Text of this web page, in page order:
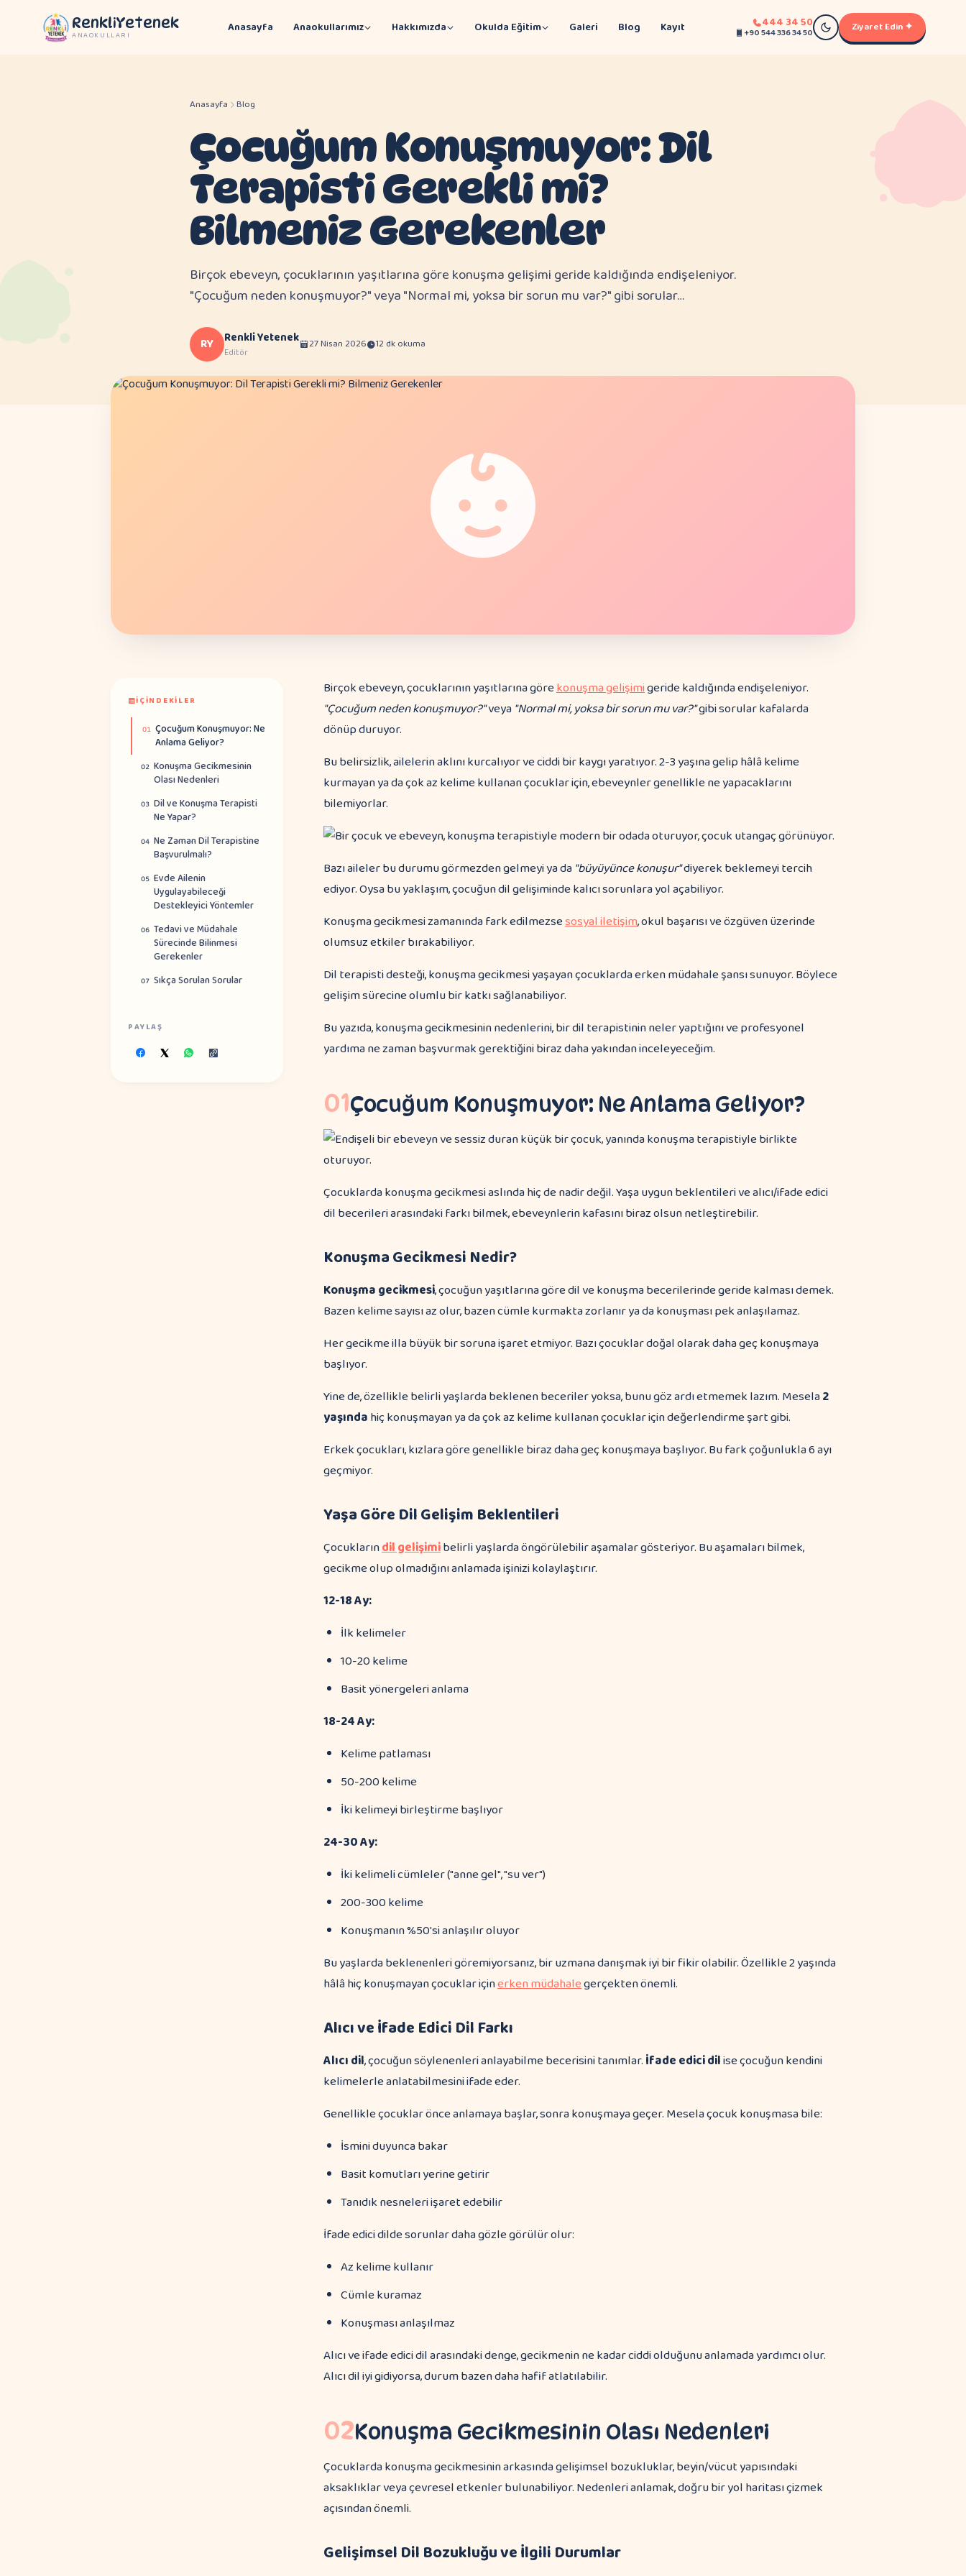
RenkliYetenek
ANAOKULLARI Anasayfa Anaokullarımız Hakkımızda Okulda Eğitim Galeri Blog Kayıt 444 34 50
+90 544 336 34 50 Ziyaret Edin ✦
Anasayfa Blog
Çocuğum Konuşmuyor: Dil
Terapisti Gerekli mi?
Bilmeniz Gerekenler
Birçok ebeveyn, çocuklarının yaşıtlarına göre konuşma gelişimi geride kaldığında endişeleniyor.
"Çocuğum neden konuşmuyor?" veya "Normal mi, yoksa bir sorun mu var?" gibi sorular…
RY Renkli Yetenek
Editör
27 Nisan 2026 12 dk okuma
İÇINDEKILER
01 Çocuğum Konuşmuyor: Ne
Anlama Geliyor?
02 Konuşma Gecikmesinin
Olası Nedenleri
03 Dil ve Konuşma Terapisti
Ne Yapar?
04 Ne Zaman Dil Terapistine
Başvurulmalı?
05 Evde Ailenin
Uygulayabileceği
Destekleyici Yöntemler
06 Tedavi ve Müdahale
Sürecinde Bilinmesi
Gerekenler
07 Sıkça Sorulan Sorular
PAYLAŞ
Birçok ebeveyn, çocuklarının yaşıtlarına görekonuşma gelişimigeride kaldığında endişeleniyor.
"Çocuğum neden konuşmuyor?"veya "Normal mi, yoksa bir sorun mu var?"gibi sorular kafalarda
dönüp duruyor.
Bu belirsizlik, ailelerin aklını kurcalıyor ve ciddi bir kaygı yaratıyor. 2-3 yaşına gelip hâlâ kelime
kurmayan ya da çok az kelime kullanan çocuklar için, ebeveynler genellikle ne yapacaklarını
bilemiyorlar.
Bazı aileler bu durumu görmezden gelmeyi ya da "büyüyünce konuşur"diyerek beklemeyi tercih
ediyor. Oysa bu yaklaşım, çocuğun dil gelişiminde kalıcı sorunlara yol açabiliyor.
Konuşma gecikmesi zamanında fark edilmezsesosyal iletişim, okul başarısı ve özgüven üzerinde
olumsuz etkiler bırakabiliyor.
Dil terapisti desteği, konuşma gecikmesi yaşayan çocuklarda erken müdahale şansı sunuyor. Böylece
gelişim sürecine olumlu bir katkı sağlanabiliyor.
Bu yazıda, konuşma gecikmesinin nedenlerini, bir dil terapistinin neler yaptığını ve profesyonel
yardıma ne zaman başvurmak gerektiğini biraz daha yakından inceleyeceğim.
01Çocuğum Konuşmuyor: Ne Anlama Geliyor?
Çocuklarda konuşma gecikmesi aslında hiç de nadir değil. Yaşa uygun beklentileri ve alıcı/ifade edici
dil becerileri arasındaki farkı bilmek, ebeveynlerin kafasını biraz olsun netleştirebilir.
Konuşma Gecikmesi Nedir?
Konuşma gecikmesi, çocuğun yaşıtlarına göre dil ve konuşma becerilerinde geride kalması demek.
Bazen kelime sayısı az olur, bazen cümle kurmakta zorlanır ya da konuşması pek anlaşılamaz.
Her gecikme illa büyük bir soruna işaret etmiyor. Bazı çocuklar doğal olarak daha geç konuşmaya
başlıyor.
Yine de, özellikle belirli yaşlarda beklenen beceriler yoksa, bunu göz ardı etmemek lazım. Mesela2
yaşındahiç konuşmayan ya da çok az kelime kullanan çocuklar için değerlendirme şart gibi.
Erkek çocukları, kızlara göre genellikle biraz daha geç konuşmaya başlıyor. Bu fark çoğunlukla 6 ayı
geçmiyor.
Yaşa Göre Dil Gelişim Beklentileri
Çocuklarındil gelişimibelirli yaşlarda öngörülebilir aşamalar gösteriyor. Bu aşamaları bilmek,
gecikme olup olmadığını anlamada işinizi kolaylaştırır.
12-18 Ay:
İlk kelimeler
10-20 kelime
Basit yönergeleri anlama
18-24 Ay:
Kelime patlaması
50-200 kelime
İki kelimeyi birleştirme başlıyor
24-30 Ay:
İki kelimeli cümleler ("anne gel", "su ver")
200-300 kelime
Konuşmanın %50'si anlaşılır oluyor
Bu yaşlarda beklenenleri göremiyorsanız, bir uzmana danışmak iyi bir fikir olabilir. Özellikle 2 yaşında
hâlâ hiç konuşmayan çocuklar içinerken müdahalegerçekten önemli.
Alıcı ve İfade Edici Dil Farkı
Alıcı dil, çocuğun söylenenleri anlayabilme becerisini tanımlar.İfade edici dilise çocuğun kendini
kelimelerle anlatabilmesini ifade eder.
Genellikle çocuklar önce anlamaya başlar, sonra konuşmaya geçer. Mesela çocuk konuşmasa bile:
İsmini duyunca bakar
Basit komutları yerine getirir
Tanıdık nesneleri işaret edebilir
İfade edici dilde sorunlar daha gözle görülür olur:
Az kelime kullanır
Cümle kuramaz
Konuşması anlaşılmaz
Alıcı ve ifade edici dil arasındaki denge, gecikmenin ne kadar ciddi olduğunu anlamada yardımcı olur.
Alıcı dil iyi gidiyorsa, durum bazen daha hafif atlatılabilir.
02Konuşma Gecikmesinin Olası Nedenleri
Çocuklarda konuşma gecikmesinin arkasında gelişimsel bozukluklar, beyin/vücut yapısındaki
aksaklıklar veya çevresel etkenler bulunabiliyor. Nedenleri anlamak, doğru bir yol haritası çizmek
açısından önemli.
Gelişimsel Dil Bozukluğu ve İlgili Durumlar